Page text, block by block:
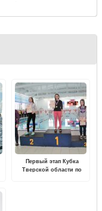
Первый этап Кубка
Тверской области по